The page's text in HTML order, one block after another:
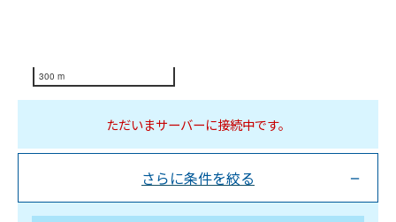
300 m
ただいまサーバーに接続中です。
さらに条件を絞る